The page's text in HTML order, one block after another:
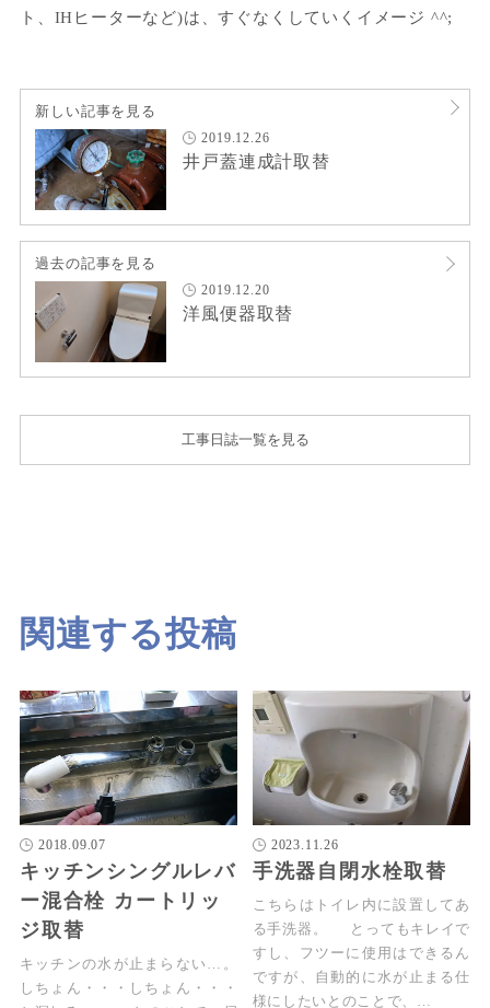
ト、IHヒーターなど)は、すぐなくしていくイメージ ^^;
新しい記事を見る
2019.12.26
井戸蓋連成計取替
過去の記事を見る
2019.12.20
洋風便器取替
工事日誌一覧を見る
関連する投稿
2018.09.07
キッチンシングルレバ
ー混合栓 カートリッ
ジ取替
キッチンの水が止まらない…。
しちょん・・・しちょん・・・
2023.11.26
手洗器自閉水栓取替
こちらはトイレ内に設置してあ
る手洗器。 とってもキレイで
すし、フツーに使用はできるん
ですが、自動的に水が止まる仕
様にしたいとのことで、…